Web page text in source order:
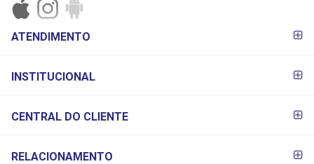
PAGAMENTO
ATENDIMENTO
INSTITUCIONAL
CENTRAL DO CLIENTE
RELACIONAMENTO